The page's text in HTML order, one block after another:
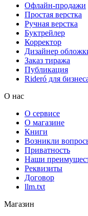
Офлайн-продажи
Простая верстка
Ручная верстка
Буктрейлер
Корректор
Дизайнер
Заказ тиража
Публикация
Rideró для
О нас
О сервисе
О магазине
Книги
Возникли
Приватность
Наши
Реквизиты
Договор
llm.txt
Магазин